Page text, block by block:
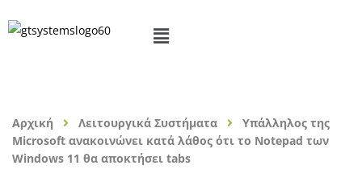
Αρχική Λειτουργικά Συστήματα
Υπάλληλος της
Microsoft ανακοινώνει κατά λάθος ότι το Notepad των
Windows 11 θα αποκτήσει tabs